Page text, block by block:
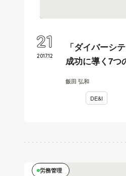
「ダイバーシ
成功に導く7つ
飯田 弘和
DE&I
2017.12
21
労務管理